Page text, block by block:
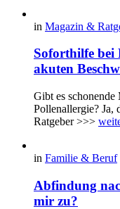
in Magazin &
Soforthilfe bei
akuten
Gibt es
Pollenallergie? Ja,
Ratgeber >>>
in Familie & Beruf
Abfindung
mir zu?